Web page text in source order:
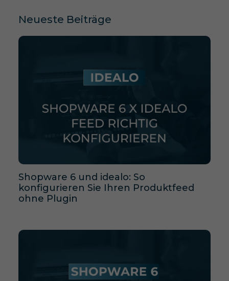
Neueste Beiträge
Shopware 6 und idealo: So
konfigurieren Sie Ihren Produktfeed
ohne Plugin